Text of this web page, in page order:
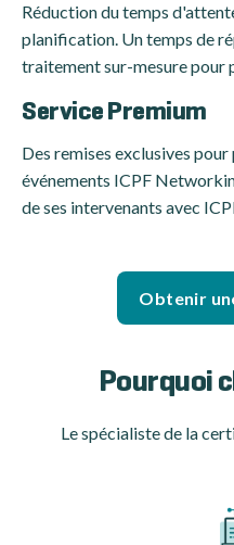
Réduction du temps
planification. Un temps de
traitement sur-mesure pour
Service Premium
Des remises exclusives
événements ICPF
de ses intervenants avec
Obtenir
Pourquoi
Le spécialiste de la